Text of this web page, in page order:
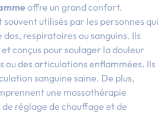
offre un grand confort.
souvent utilisés par les personnes qui
respiratoires ou sanguins. Ils
conçus pour soulager la douleur
ou des articulations enflammées. Ils
sanguine saine. De plus,
une massothérapie
réglage de chauffage et de